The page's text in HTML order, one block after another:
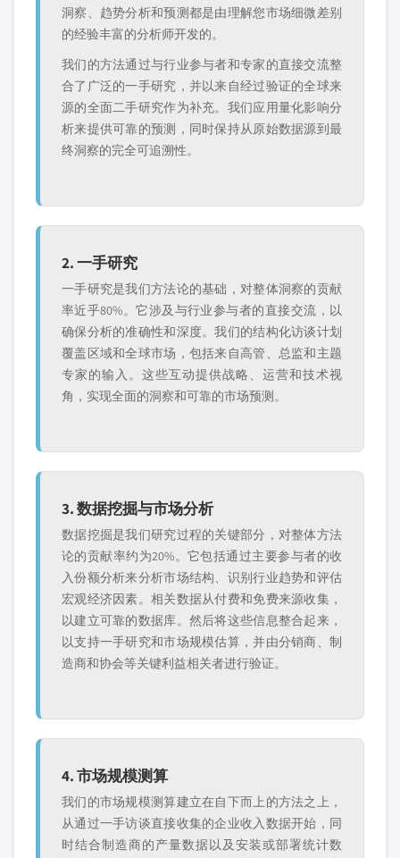
洞察、趋势分析和预测都是由理解您市场细微差别
的经验丰富的分析师开发的。
我们的方法通过与行业参与者和专家的直接交流整
合了广泛的一手研究，并以来自经过验证的全球来
源的全面二手研究作为补充。我们应用量化影响分
析来提供可靠的预测，同时保持从原始数据源到最
终洞察的完全可追溯性。
2. 一手研究
一手研究是我们方法论的基础，对整体洞察的贡献
率近乎80%。它涉及与行业参与者的直接交流，以
确保分析的准确性和深度。我们的结构化访谈计划
覆盖区域和全球市场，包括来自高管、总监和主题
专家的输入。这些互动提供战略、运营和技术视
角，实现全面的洞察和可靠的市场预测。
3. 数据挖掘与市场分析
数据挖掘是我们研究过程的关键部分，对整体方法
论的贡献率约为20%。它包括通过主要参与者的收
入份额分析来分析市场结构、识别行业趋势和评估
宏观经济因素。相关数据从付费和免费来源收集，
以建立可靠的数据库。然后将这些信息整合起来，
以支持一手研究和市场规模估算，并由分销商、制
造商和协会等关键利益相关者进行验证。
4. 市场规模测算
我们的市场规模测算建立在自下而上的方法之上，
从通过一手访谈直接收集的企业收入数据开始，同
时结合制造商的产量数据以及安装或部署统计数